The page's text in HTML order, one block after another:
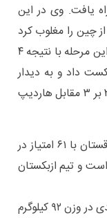
یافت. وی در این
از چین را مغلوب کرد
و به مرحله نیمه نهایی راه یافت. دل روز در این مرحله با نتیجه ۴
داد و به دیدار
فینال راه یافت. وی در این دیدار با نتیجه ۳ بر ۳ مقابل هاردیپ
در پایان مسابقات پنج وزن نخست تیم قزاقستان با ۶۱ امتیاز در
با ۶۰ امتیاز دوم است و تیم ازبکستان
در مسابقات پنج وزن دوم نیز امیرسام محمدی در وزن ۹۲ کیلوگرم